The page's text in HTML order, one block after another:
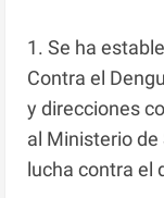
1. Se ha
Contra el
y direcciones
al Ministerio
lucha contra el